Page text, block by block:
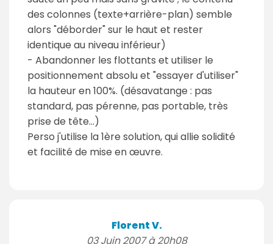
des colonnes (texte+arrière-plan) semble
alors "déborder" sur le haut et rester
identique au niveau inférieur)
- Abandonner les flottants et utiliser le
positionnement absolu et "essayer d'utiliser"
la hauteur en 100%. (désavatange : pas
standard, pas pérenne, pas portable, très
prise de tête...)
Perso j'utilise la 1ère solution, qui allie solidité
et facilité de mise en œuvre.
Florent V.
03 Juin 2007 à 20h08